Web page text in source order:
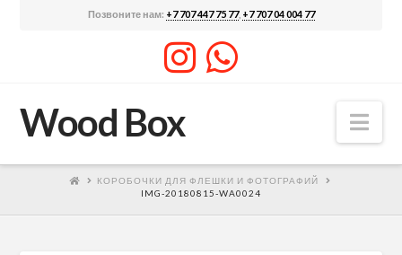
Позвоните нам: +7 707 447 75 77, +7 707 04 004 77
Wood Box
КОРОБОЧКИ ДЛЯ ФЛЕШКИ И ФОТОГРАФИЙ
IMG-20180815-WA0024